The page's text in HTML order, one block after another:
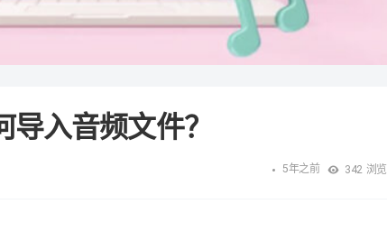
入音频文件？
5年之前 342 浏览